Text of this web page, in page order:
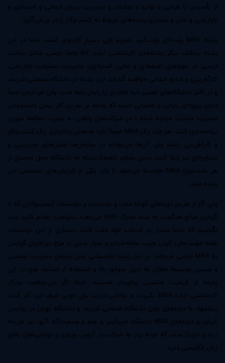
از تأسیس تا طراحی و تولید و عملیات و مدیریت نیروی انسانی و استراتژی و
بازاریابی و مالی و بسیاری زمینه‌های مربوط به کسب‌وکار را در بر می‌گیرد.
رشته MBA رشته‌ای وقت‌گیر، حجیم ولی بسیار کاربردی است. شما در این
رشته برخلاف دیگر رشته‌های کارشناسی ارشد ۵۷ واحد درسی شامل مباحث
درسی در حوزه‌های اقتصادی و مالی، استراتژی، مدیریت عملیات، بازاریابی،
کارآفرینی و منابع انسانی خواهید گذراند. این رشته در دانشگاه صنعتی شریف
و در اکثر دانشگاه‌های معتبر دنیا فاقد تز یا پایان نامه است ولی هر درس حتماً
دارای پروژه‌ای پایانی و عملیاتی است که علاوه بر تمرین کار تیمی دانشجویان
مجبورند مباحث خوانده شده را در شرکت‌های واقعی به صورت مطالعه موردی
پیاده‌سازی کنند. هر چند یک MBA اصولاً باید هدفش راه‌اندازی یک کسب‌وکار
و کارآفرینی باشد ولی آن‌ها می‌توانند در سازمان‌ها نقش‌های مدیریتی و
مشاوره‌ای نیز ایفا کنند. بدین منظور معمولاً بسته به دانشگاه محل تحصیل از
هر دانشجوی MBA خواسته می‌شود تا وارد یکی از گرایش‌های تخصصی این
رشته شود.
ولی اگر از طریق دوره‌های کوتاه مدت و بلندمدت و مؤسسات کسب‌وکاری که با
گرفتن مبالغ هنگفت به شما مدرک MBA می‌دهند بخواهید اقدام کنید باید
بگوییم که حتماً بسیار در انتخاب خود دقت کنید. بسیاری از این مؤسسات
فقط جهت خالی کردن جیب علاقه‌مندان و سوار شدن بر موج روزافزون گرایش
به MBA طراحی شده‌اند. در این راستا مؤسساتی مثل سازمان مدیریت صنعتی
و سپس موسسه ماهان به دلیل سوابق بالا و استفاده از اساتید قوی در این
زمینه از کیفیت مناسبی برخوردار هستند. البته اگر می‌خواهید مدرک
کارشناسی ارشد MBA بگیرید و توانایی دارید پول خوبی صرف این کار کنید
پیشنهاد ما دوره‌های پولی دانشگاه صنعتی شریف و دانشگاه تهران در پردیس
کیش و دوره‌های MBA دانشگاه امیرکبیر و علم و صنعت(که آنها نیز هزینه
زیادی دارند) است که البته نیاز به شرکت در آزمون ورودی و توانایی‌های بالای
زبان انگلیسی دارند.